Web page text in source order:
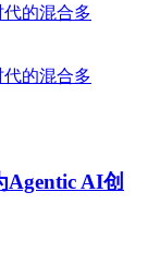
Agentic AI创